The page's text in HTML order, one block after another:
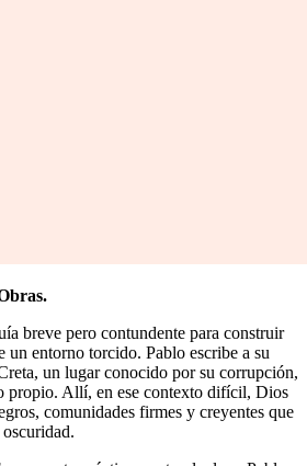
breve pero contundente para construir
un entorno torcido. Pablo escribe a su
un lugar conocido por su corrupción,
propio. Allí, en ese contexto difícil, Dios
comunidades firmes y creyentes que